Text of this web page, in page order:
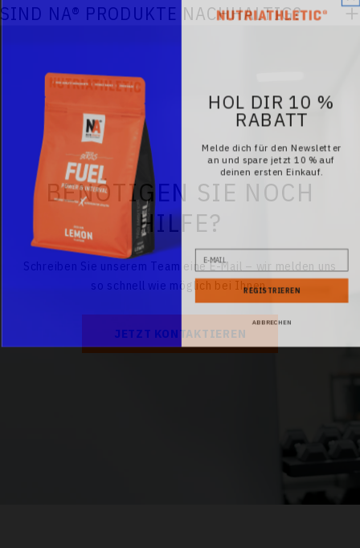
BENÖTIGEN SIE NOCH
HILFE?
Schreiben Sie unserem Team eine E-Mail – wir melden uns
so schnell wie möglich bei Ihnen.
JETZT KONTAKTIEREN
SIND NA® PRODUKTE NACHHALTIG?
HOL DIR 10 %
RABATT
an und spare jetzt 10 % auf
deinen ersten Einkauf.
REGISTRIEREN
ABBRECHEN